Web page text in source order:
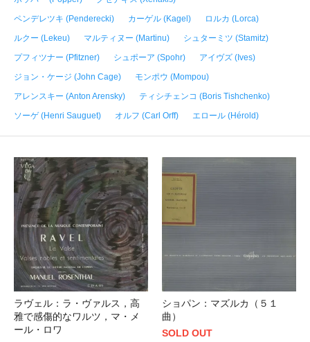
ペンデレツキ (Penderecki)
カーゲル (Kagel)
ロルカ (Lorca)
ルクー (Lekeu)
マルティヌー (Martinu)
シュターミツ (Stamitz)
プフィツナー (Pfitzner)
シュポーア (Spohr)
アイヴズ (Ives)
ジョン・ケージ (John Cage)
モンポウ (Mompou)
アレンスキー (Anton Arensky)
ティシチェンコ (Boris Tishchenko)
ソーゲ (Henri Sauguet)
オルフ (Carl Orff) エロール (Hérold)
ラヴェル：ラ・ヴァルス，高
雅で感傷的なワルツ，マ・メ
ール・ロワ
ショパン：マズルカ（５１
曲）
SOLD OUT